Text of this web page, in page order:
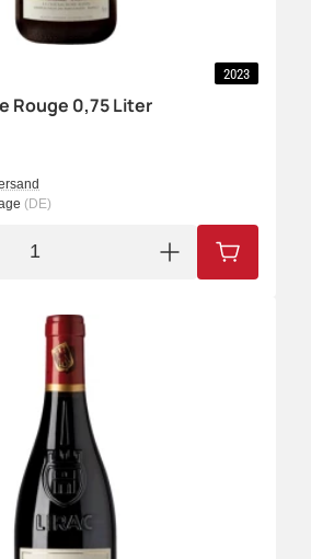
2023
Rouge 0,75 Liter
(DE)
IN DEN